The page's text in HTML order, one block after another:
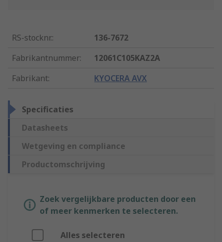
RS-stocknr.:
136-7672
Fabrikantnummer:
12061C105KAZ2A
Fabrikant: KYOCERA AVX
Specificaties
Datasheets
Wetgeving en compliance
Productomschrijving
Zoek vergelijkbare producten door een
of meer kenmerken te selecteren.
Alles selecteren